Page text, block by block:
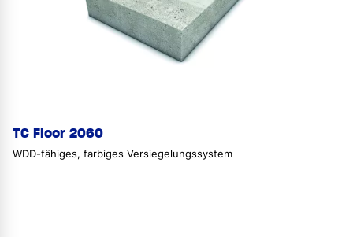
TC Floor 2060
WDD-fähiges, farbiges Versiegelungssystem